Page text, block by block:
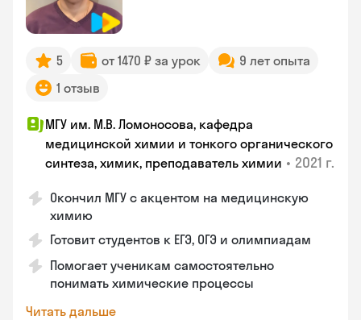
5 от 1470 ₽ за урок
9 лет опыта
1 отзыв
МГУ им. М.В. Ломоносова, кафедра
медицинской химии и тонкого органического
синтеза, химик, преподаватель химии • 2021 г.
Окончил МГУ с акцентом на медицинскую
химию
Готовит студентов к ЕГЭ, ОГЭ и олимпиадам
Помогает ученикам самостоятельно
понимать химические процессы
Читать дальше